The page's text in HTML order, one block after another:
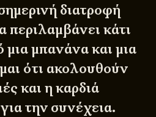
διατροφή
περιλαμβάνει κάτι
μια μπανάνα και μια
ότι ακολουθούν
και η καρδιά
την συνέχεια.